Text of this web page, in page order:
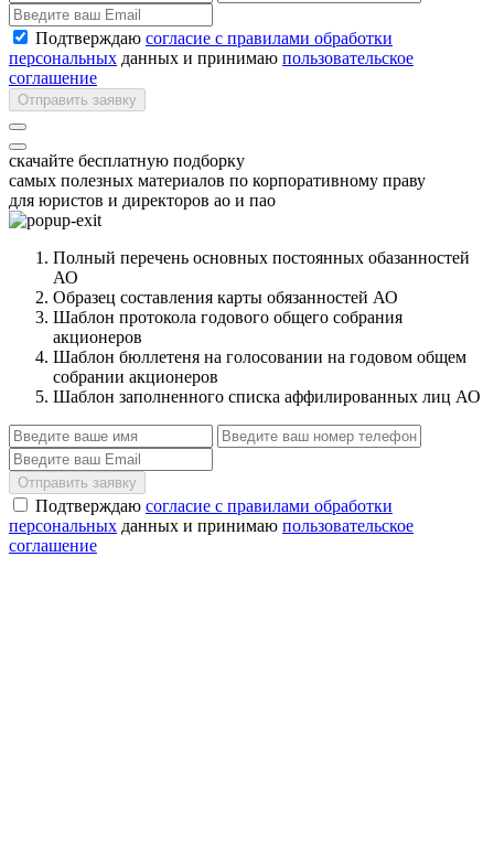
Подтверждаю согласие с правилами обработки
персональных данных и принимаю пользовательское
соглашение
Отправить заявку
скачайте бесплатную подборку
самых полезных материалов по корпоративному праву
для юристов и директоров ао и пао
Полный перечень основных постоянных обазанностей
АО
Образец составления карты обязанностей АО
Шаблон протокола годового общего собрания
акционеров
Шаблон бюллетеня на голосовании на годовом общем
собрании акционеров
Шаблон заполненного списка аффилированных лиц АО
Отправить заявку
Подтверждаю согласие с правилами обработки
персональных данных и принимаю пользовательское
соглашение